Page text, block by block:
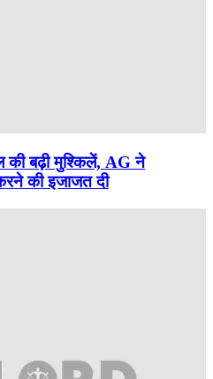
बढ़ी मुश्किलें, AG ने
की इजाजत दी